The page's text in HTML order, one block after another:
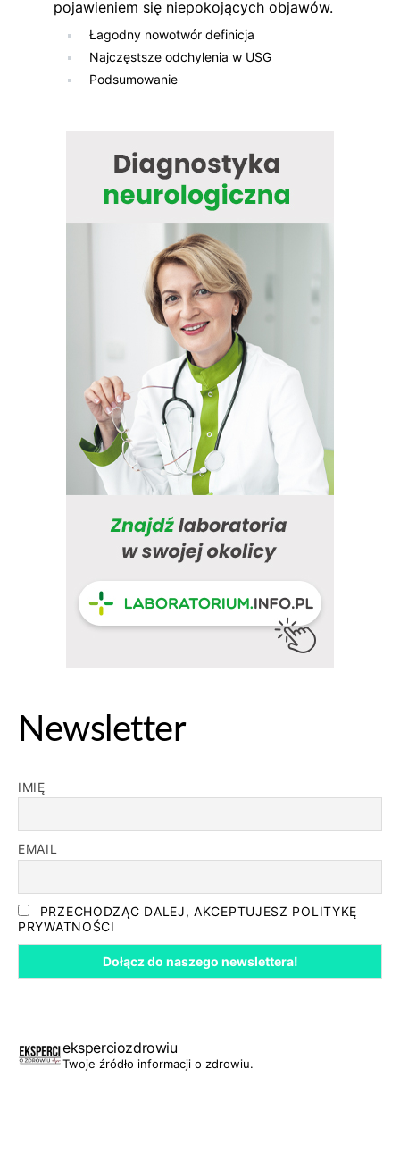
pojawieniem się niepokojących objawów.
Łagodny nowotwór definicja
Najczęstsze odchylenia w USG
Podsumowanie
Newsletter
IMIĘ
EMAIL
PRZECHODZĄC DALEJ, AKCEPTUJESZ POLITYKĘ
PRYWATNOŚCI
eksperciozdrowiu
Twoje źródło informacji o zdrowiu.